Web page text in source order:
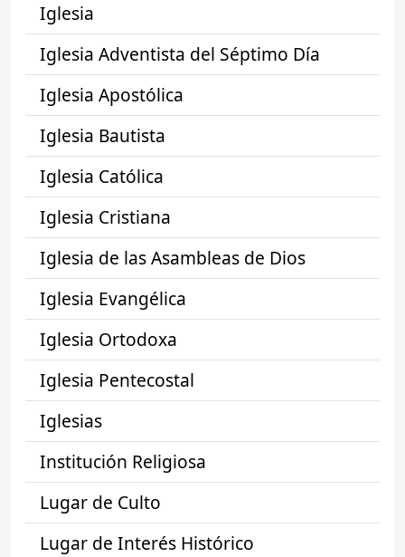
Iglesia
Iglesia Adventista del Séptimo Día
Iglesia Apostólica
Iglesia Bautista
Iglesia Católica
Iglesia Cristiana
Iglesia de las Asambleas de Dios
Iglesia Evangélica
Iglesia Ortodoxa
Iglesia Pentecostal
Iglesias
Institución Religiosa
Lugar de Culto
Lugar de Interés Histórico